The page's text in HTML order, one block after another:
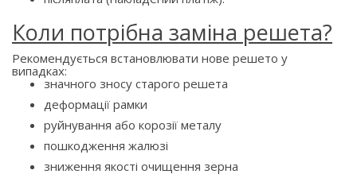
Коли потрібна заміна решета?
Рекомендується встановлювати нове решето у
випадках:
значного зносу старого решета
деформації рамки
руйнування або корозії металу
пошкодження жалюзі
зниження якості очищення зерна